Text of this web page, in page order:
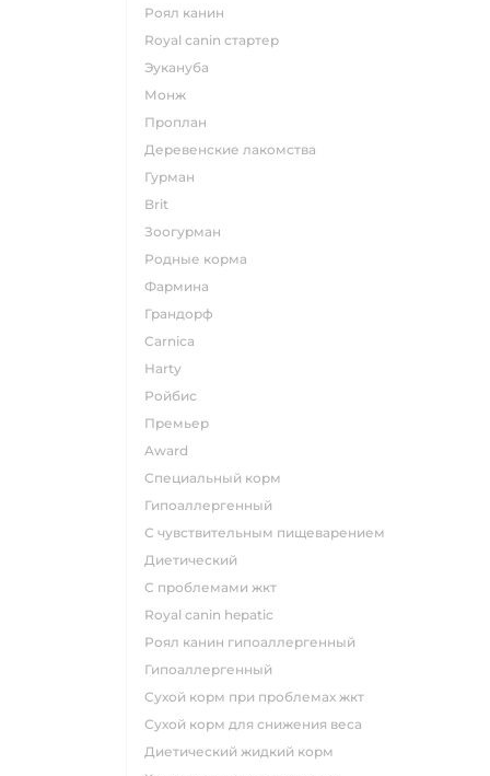
роял канин
Royal canin стартер
эукануба
монж
проплан
деревенские лакомства
гурман
brit
зоогурман
родные корма
фармина
грандорф
carnica
harty
ройбис
премьер
award
специальный корм
гипоаллергенный
с чувствительным пищеварением
диетический
с проблемами жкт
royal canin hepatic
роял канин гипоаллергенный
гипоаллергенный
сухой корм при проблемах жкт
сухой корм для снижения веса
диетический жидкий корм